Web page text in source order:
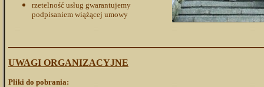
rzetelność usług gwarantujemy
podpisaniem wiążącej umowy
UWAGI ORGANIZACYJNE
Pliki do pobrania: